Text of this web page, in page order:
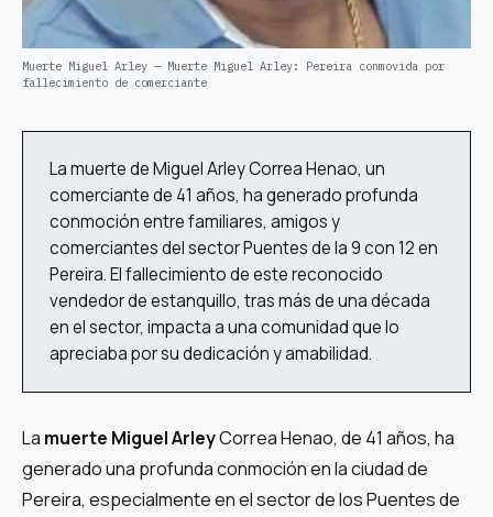
Muerte Miguel Arley — Muerte Miguel Arley: Pereira conmovida por
fallecimiento de comerciante
La muerte de Miguel Arley Correa Henao, un
comerciante de 41 años, ha generado profunda
conmoción entre familiares, amigos y
comerciantes del sector Puentes de la 9 con 12 en
Pereira. El fallecimiento de este reconocido
vendedor de estanquillo, tras más de una década
en el sector, impacta a una comunidad que lo
apreciaba por su dedicación y amabilidad.
La muerte Miguel ArleyCorrea Henao, de 41 años, ha
generado una profunda conmoción en la ciudad de
Pereira, especialmente en el sector de los Puentes de